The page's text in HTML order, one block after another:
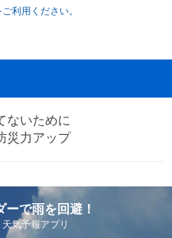
利用ください。
ないために
災力アップ
ーで雨を回避！
気予報アプリ